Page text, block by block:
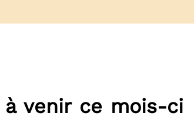
venir ce mois-ci